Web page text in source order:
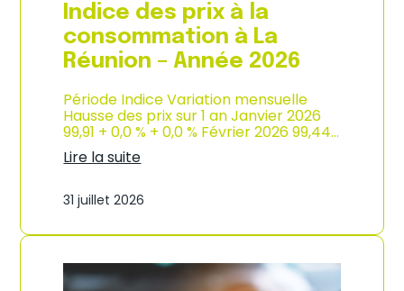
2
0
2
6
Indice des prix à la
consommation à La
Réunion – Année 2026
Période Indice Variation mensuelle
Hausse des prix sur 1 an Janvier 2026
99,91 + 0,0 % + 0,0 % Février 2026 99,44…
Lire la suite
n
i
e
31 juillet 2026